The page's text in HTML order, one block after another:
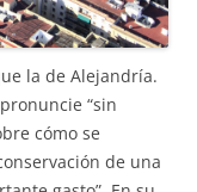
la de Alejandría.
“sin
cómo se
de una